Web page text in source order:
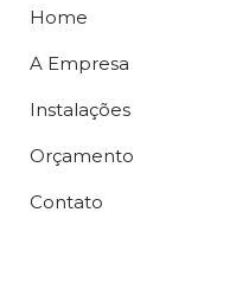
Home
A Empresa
Instalações
Orçamento
Contato